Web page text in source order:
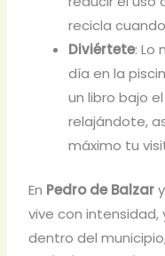
recicla
Diviértete: Lo
día en la
un libro bajo
relajándote,
máximo tu
En Pedro de Balzar
vive con intensidad,
dentro del